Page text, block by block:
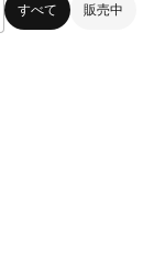
すべて 販売中